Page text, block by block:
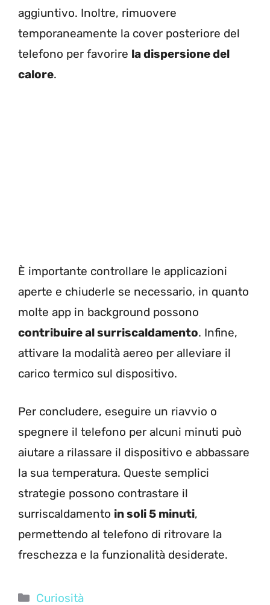
aggiuntivo. Inoltre, rimuovere
temporaneamente la cover posteriore del
telefono per favorire la dispersione del
calore.
È importante controllare le applicazioni
aperte e chiuderle se necessario, in quanto
molte app in background possono
contribuire al surriscaldamento. Infine,
attivare la modalità aereo per alleviare il
carico termico sul dispositivo.
Per concludere, eseguire un riavvio o
spegnere il telefono per alcuni minuti può
aiutare a rilassare il dispositivo e abbassare
la sua temperatura. Queste semplici
strategie possono contrastare il
surriscaldamento in soli 5 minuti,
permettendo al telefono di ritrovare la
freschezza e la funzionalità desiderate.
Categorie
Curiosità